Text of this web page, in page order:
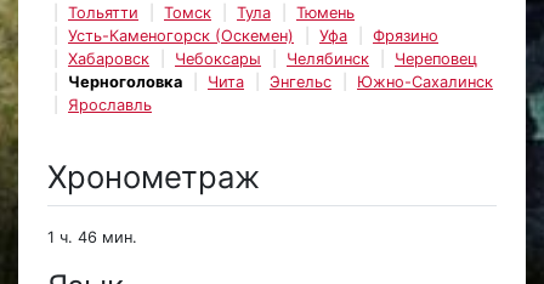
Тольятти
Томск Тула
Тюмень
Усть-Каменогорск (Оскемен)
Уфа
Фрязино
Хабаровск
Чебоксары Челябинск
Череповец
Черноголовка
Чита Энгельс
Южно-Сахалинск
Ярославль
Хронометраж
1 ч. 46 мин.